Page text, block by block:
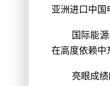
亚洲进口中国
国际能
在高度依赖中
亮眼成